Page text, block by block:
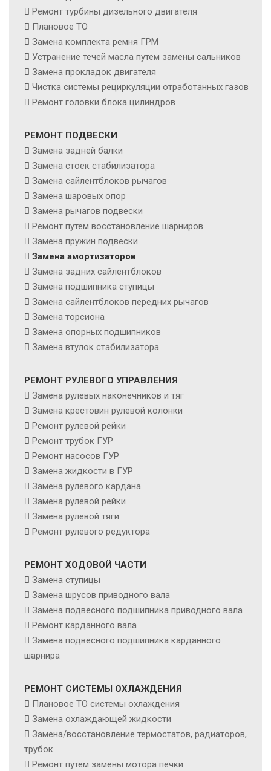
Ремонт турбины дизельного двигателя
Плановое ТО
Замена комплекта ремня ГРМ
Устранение течей масла путем замены сальников
Замена прокладок двигателя
Чистка системы рециркуляции отработанных газов
Ремонт головки блока цилиндров
РЕМОНТ ПОДВЕСКИ
Замена задней балки
Замена стоек стабилизатора
Замена сайлентблоков рычагов
Замена шаровых опор
Замена рычагов подвески
Ремонт путем восстановление шарниров
Замена пружин подвески
Замена амортизаторов
Замена задних сайлентблоков
Замена подшипника ступицы
Замена сайлентблоков передних рычагов
Замена торсиона
Замена опорных подшипников
Замена втулок стабилизатора
РЕМОНТ РУЛЕВОГО УПРАВЛЕНИЯ
Замена рулевых наконечников и тяг
Замена крестовин рулевой колонки
Ремонт рулевой рейки
Ремонт трубок ГУР
Ремонт насосов ГУР
Замена жидкости в ГУР
Замена рулевого кардана
Замена рулевой рейки
Замена рулевой тяги
Ремонт рулевого редуктора
РЕМОНТ ХОДОВОЙ ЧАСТИ
Замена ступицы
Замена шрусов приводного вала
Замена подвесного подшипника приводного вала
Ремонт карданного вала
Замена подвесного подшипника карданного
шарнира
РЕМОНТ СИСТЕМЫ ОХЛАЖДЕНИЯ
Плановое ТО системы охлаждения
Замена охлаждающей жидкости
Замена/восстановление термостатов, радиаторов,
трубок
Ремонт путем замены мотора печки